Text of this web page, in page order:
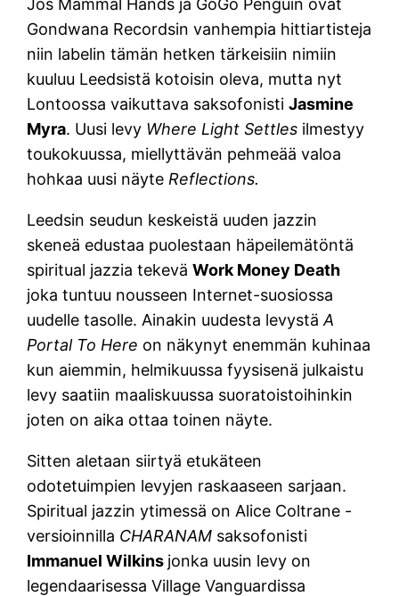
Gondwana Recordsin vanhempia hittiartisteja
niin labelin tämän hetken tärkeisiin nimiin
kuuluu Leedsistä kotoisin oleva, mutta nyt
Lontoossa vaikuttava saksofonistiJasmine
Myra. Uusi levy Where Light Settles ilmestyy
toukokuussa, miellyttävän pehmeää valoa
hohkaa uusi näyte Reflections.
Leedsin seudun keskeistä uuden jazzin
skeneä edustaa puolestaan häpeilemätöntä
spiritual jazzia tekeväWork Money Death
joka tuntuu nousseen Internet-suosiossa
uudelle tasolle. Ainakin uudesta levystäA
Portal To Here on näkynyt enemmän kuhinaa
kun aiemmin, helmikuussa fyysisenä julkaistu
levy saatiin maaliskuussa suoratoistoihinkin
joten on aika ottaa toinen näyte.
Sitten aletaan siirtyä etukäteen
odotetuimpien levyjen raskaaseen sarjaan.
Spiritual jazzin ytimessä on Alice Coltrane -
versioinnilla CHARANAM saksofonisti
Immanuel Wilkins jonka uusin levy on
legendaarisessa Village Vanguardissa